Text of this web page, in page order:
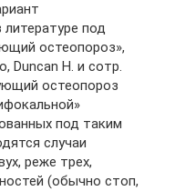
под
остеопороз»,
Duncan H. и сотр.
остеопороз
под таким
случаи
реже трех,
(обычно стоп,